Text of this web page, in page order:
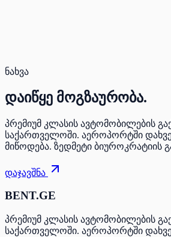
ნახვა
დაიწყე მოგზაურობა.
პრემიუმ კლასის ავტომობილების
საქართველოში. აეროპორტში
მიწოდება. ზედმეტი ბიუროკრატიის
დაჯავშნა
BENT.GE
პრემიუმ კლასის ავტომობილების
საქართველოში. აეროპორტში